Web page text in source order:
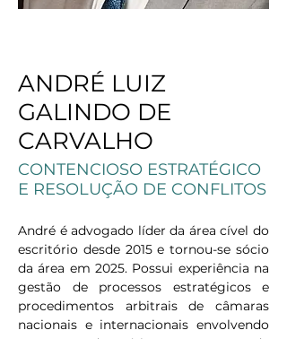
ANDRÉ LUIZ
GALINDO DE
CARVALHO
CONTENCIOSO ESTRATÉGICO
E RESOLUÇÃO DE CONFLITOS
André é advogado líder da área cível do
escritório desde 2015 e tornou-se sócio
da área em 2025. Possui experiência na
gestão de processos estratégicos e
procedimentos arbitrais de câmaras
nacionais e internacionais envolvendo